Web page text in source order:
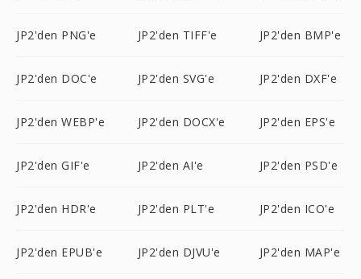
JP2'den PNG'e JP2'den TIFF'e JP2'den BMP'e
JP2'den DOC'e JP2'den SVG'e JP2'den DXF'e
JP2'den WEBP'e JP2'den DOCX'e JP2'den EPS'e
JP2'den GIF'e JP2'den AI'e JP2'den PSD'e
JP2'den HDR'e JP2'den PLT'e JP2'den ICO'e
JP2'den EPUB'e JP2'den DJVU'e JP2'den MAP'e